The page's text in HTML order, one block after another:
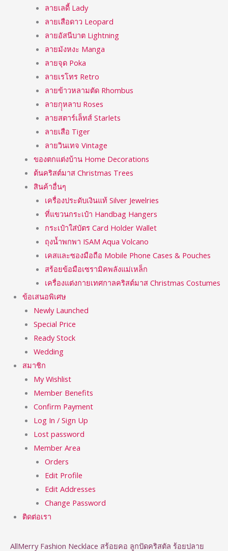
ลายเลดี้ Lady
ลายเสือดาว Leopard
ลายอัสนีบาต Lightning
ลายมังหงะ Manga
ลายจุด Poka
ลายเรโทร Retro
ลายข้าวหลามตัด Rhombus
ลายกุุหลาบ Roses
ลายสตาร์เล็ทส์ Starlets
ลายเสือ Tiger
ลายวินเทจ Vintage
ของตกแต่งบ้าน Home Decorations
ต้นคริสต์มาส Christmas Trees
สินค้าอื่นๆ
เครื่องประดับเงินแท้ Silver Jewelries
ที่แขวนกระเป๋า Handbag Hangers
กระเป๋าใส่บัตร Card Holder Wallet
ถุงน้ำพกพา ISAM Aqua Volcano
เคสและซองมือถือ Mobile Phone Cases & Pouches
สร้อยข้อมือเซรามิคพลังแม่เหล็ก
เครื่องแต่งกายเทศกาลคริสต์มาส Christmas Costumes
ข้อเสนอพิเศษ
Newly Launched
Special Price
Ready Stock
Wedding
สมาชิก
My Wishlist
Member Benefits
Confirm Payment
Log In / Sign Up
Lost password
Member Area
Orders
Edit Profile
Edit Addresses
Change Password
ติดต่อเรา
AllMerry Fashion Necklace สร้อยคอ ลูกปัดคริสตัล ร้อยปลาย